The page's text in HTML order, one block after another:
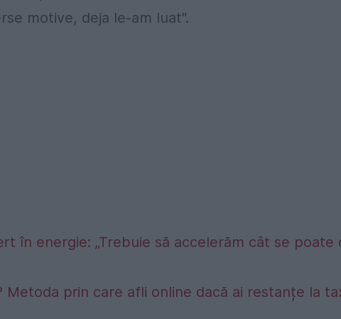
motive, deja le-am luat".
în energie: „Trebuie să accelerăm cât se poate
Metoda prin care afli online dacă ai restanțe la